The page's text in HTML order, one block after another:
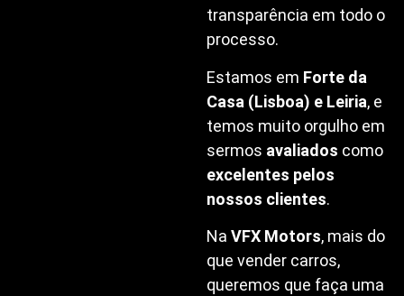
transparência em todo o
processo.
Estamos em Forte da
Casa (Lisboa) e Leiria, e
temos muito orgulho em
sermos avaliados como
excelentes pelos
nossos clientes.
NaVFX Motors, mais do
que vender carros,
queremos que faça uma